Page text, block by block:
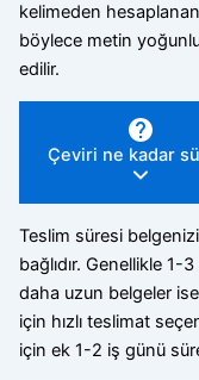
kelimeden
böylece metin
edilir.
Çeviri ne kadar
Teslim süresi
bağlıdır. Genellikle
daha uzun belgeler
için hızlı teslimat
için ek 1-2 iş günü